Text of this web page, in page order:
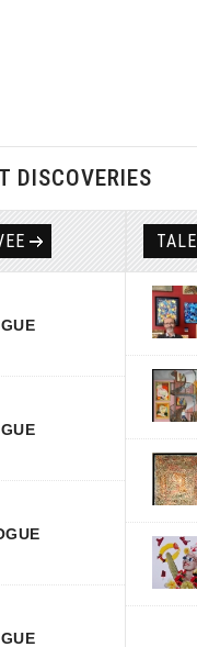
DISCOVERIES